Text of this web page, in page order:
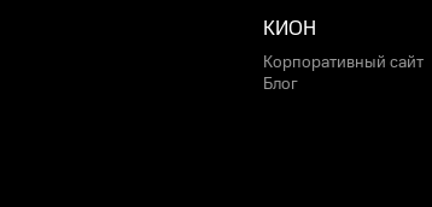
КИОН
Корпоративный сайт
Блог